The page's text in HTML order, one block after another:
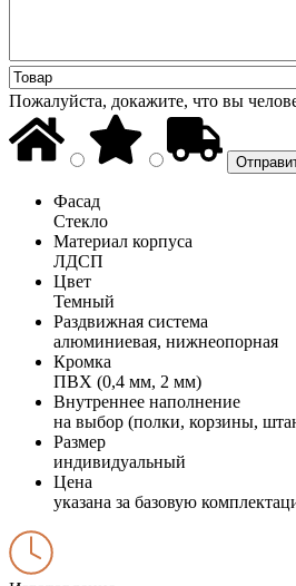
Пожалуйста, докажите, что вы
Фасад
Стекло
Материал корпуса
ЛДСП
Цвет
Темный
Раздвижная система
алюминиевая, нижнеопорная
Кромка
ПВХ (0,4 мм, 2 мм)
Внутреннее наполнение
на выбор (полки, корзины,
Размер
индивидуальный
Цена
указана за базовую